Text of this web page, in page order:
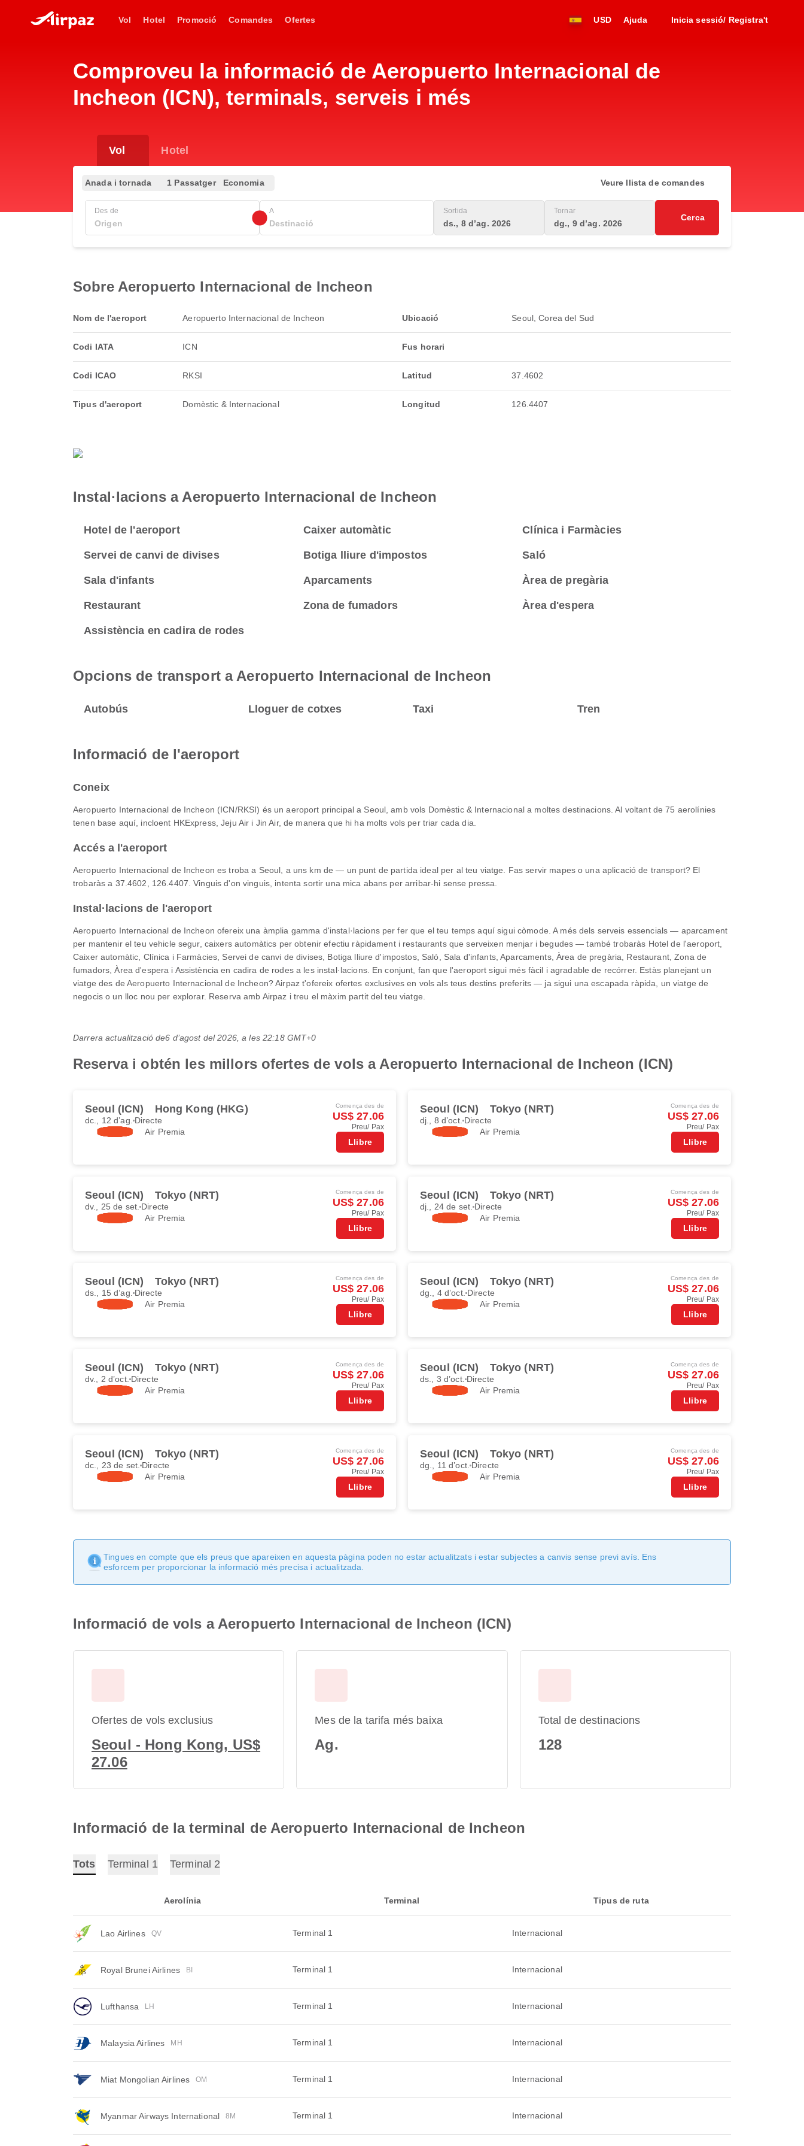
Vol Hotel Promoció Comandes Ofertes USD Ajuda Inicia sessió/ Registra't
Comproveu la informació de Aeropuerto Internacional de
Incheon (ICN), terminals, serveis i més
Vol Hotel
Anada i tornada 1 Passatger Economia Veure llista de comandes
Des de A Sortida
ds., 8 d’ag. 2026
Tornar
dg., 9 d’ag. 2026
Cerca
Sobre Aeropuerto Internacional de Incheon
Nom de l'aeroport Aeropuerto Internacional de Incheon
Codi IATA ICN
Codi ICAO RKSI
Tipus d'aeroport Domèstic & Internacional
Ubicació Seoul, Corea del Sud
Fus horari
Latitud 37.4602
Longitud 126.4407
Instal·lacions a Aeropuerto Internacional de Incheon
Hotel de l'aeroport Caixer automàtic Clínica i Farmàcies
Servei de canvi de divises Botiga lliure d'impostos Saló
Sala d'infants Aparcaments Àrea de pregària
Restaurant Zona de fumadors Àrea d'espera
Assistència en cadira de rodes
Opcions de transport a Aeropuerto Internacional de Incheon
Autobús Lloguer de cotxes Taxi Tren
Informació de l'aeroport
Coneix
Aeropuerto Internacional de Incheon (ICN/RKSI) és un aeroport principal a Seoul, amb vols Domèstic & Internacional a moltes destinacions. Al voltant de 75 aerolínies
tenen base aquí, incloent HKExpress, Jeju Air i Jin Air, de manera que hi ha molts vols per triar cada dia.
Accés a l'aeroport
Aeropuerto Internacional de Incheon es troba a Seoul, a uns km de — un punt de partida ideal per al teu viatge. Fas servir mapes o una aplicació de transport? El
trobaràs a 37.4602, 126.4407. Vinguis d'on vinguis, intenta sortir una mica abans per arribar-hi sense pressa.
Instal·lacions de l'aeroport
Aeropuerto Internacional de Incheon ofereix una àmplia gamma d'instal·lacions per fer que el teu temps aquí sigui còmode. A més dels serveis essencials — aparcament
per mantenir el teu vehicle segur, caixers automàtics per obtenir efectiu ràpidament i restaurants que serveixen menjar i begudes — també trobaràs Hotel de l'aeroport,
Caixer automàtic, Clínica i Farmàcies, Servei de canvi de divises, Botiga lliure d'impostos, Saló, Sala d'infants, Aparcaments, Àrea de pregària, Restaurant, Zona de
fumadors, Àrea d'espera i Assistència en cadira de rodes a les instal·lacions. En conjunt, fan que l'aeroport sigui més fàcil i agradable de recórrer. Estàs planejant un
viatge des de Aeropuerto Internacional de Incheon? Airpaz t'ofereix ofertes exclusives en vols als teus destins preferits — ja sigui una escapada ràpida, un viatge de
negocis o un lloc nou per explorar. Reserva amb Airpaz i treu el màxim partit del teu viatge.
Darrera actualització de6 d’agost del 2026, a les 22:18 GMT+0
Reserva i obtén les millors ofertes de vols a Aeropuerto Internacional de Incheon (ICN)
Seoul (ICN) Hong Kong (HKG)
dc., 12 d’ag. Directe
Air Premia
Comença des de
US$ 27.06
Preu/ Pax
Llibre
Seoul (ICN) Tokyo (NRT)
dj., 8 d’oct. Directe
Air Premia
Comença des de
US$ 27.06
Preu/ Pax
Llibre
Seoul (ICN) Tokyo (NRT)
dv., 25 de set. Directe
Air Premia
Comença des de
US$ 27.06
Preu/ Pax
Llibre
Seoul (ICN) Tokyo (NRT)
dj., 24 de set. Directe
Air Premia
Comença des de
US$ 27.06
Preu/ Pax
Llibre
Seoul (ICN) Tokyo (NRT)
ds., 15 d’ag. Directe
Air Premia
Comença des de
US$ 27.06
Preu/ Pax
Llibre
Seoul (ICN) Tokyo (NRT)
dg., 4 d’oct. Directe
Air Premia
Comença des de
US$ 27.06
Preu/ Pax
Llibre
Seoul (ICN) Tokyo (NRT)
dv., 2 d’oct. Directe
Air Premia
Comença des de
US$ 27.06
Preu/ Pax
Llibre
Seoul (ICN) Tokyo (NRT)
ds., 3 d’oct. Directe
Air Premia
Comença des de
US$ 27.06
Preu/ Pax
Llibre
Seoul (ICN) Tokyo (NRT)
dc., 23 de set. Directe
Air Premia
Comença des de
US$ 27.06
Preu/ Pax
Llibre
Seoul (ICN) Tokyo (NRT)
dg., 11 d’oct. Directe
Air Premia
Comença des de
US$ 27.06
Preu/ Pax
Llibre
Tingues en compte que els preus que apareixen en aquesta pàgina poden no estar actualitzats i estar subjectes a canvis sense previ avís. Ens
esforcem per proporcionar la informació més precisa i actualitzada.
Informació de vols a Aeropuerto Internacional de Incheon (ICN)
Ofertes de vols exclusius
Seoul - Hong Kong, US$
27.06
Mes de la tarifa més baixa
Ag.
Total de destinacions
128
Informació de la terminal de Aeropuerto Internacional de Incheon
Tots Terminal 1 Terminal 2
Aerolínia Terminal Tipus de ruta
Lao Airlines QV Terminal 1 Internacional
Royal Brunei Airlines BI Terminal 1 Internacional
Lufthansa LH Terminal 1 Internacional
Malaysia Airlines MH Terminal 1 Internacional
Miat Mongolian Airlines OM Terminal 1 Internacional
Myanmar Airways International 8M Terminal 1 Internacional